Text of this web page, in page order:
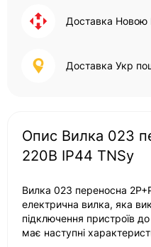
Доставка
Доставка Укр
Опис Вилка 023
220В IP44 TNSy
Вилка 023 переносна
електрична вилка, яка
підключення пристроїв
має наступні